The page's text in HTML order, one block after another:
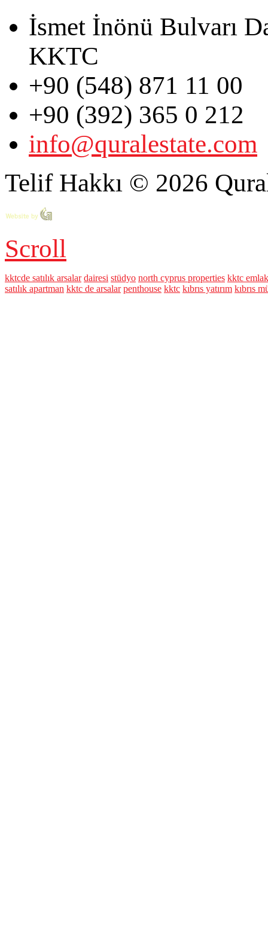
İsmet İnönü Bulvarı
KKTC
+90 (548) 871 11 00
+90 (392) 365 0 212
info@quralestate.com
Telif Hakkı © 2026
Scroll
kktcde satılık arsalar dairesi stüdyo north cyprus properties kktc emlak
satılık apartman kktc de arsalar penthouse kktc kıbrıs yatırım kıbrıs